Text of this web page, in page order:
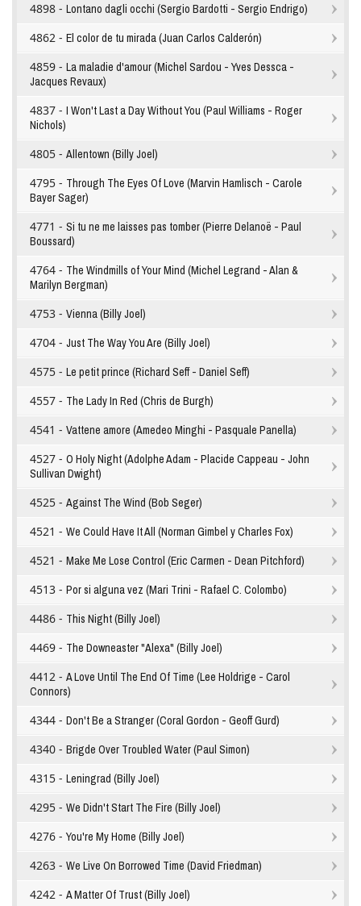
4898 - Lontano dagli occhi (Sergio Bardotti - Sergio Endrigo)
4862 - El color de tu mirada (Juan Carlos Calderón)
4859 - La maladie d'amour (Michel Sardou - Yves Dessca -
Jacques Revaux)
4837 - I Won't Last a Day Without You (Paul Williams - Roger
Nichols)
4805 - Allentown (Billy Joel)
4795 - Through The Eyes Of Love (Marvin Hamlisch - Carole
Bayer Sager)
4771 - Si tu ne me laisses pas tomber (Pierre Delanoë - Paul
Boussard)
4764 - The Windmills of Your Mind (Michel Legrand - Alan &
Marilyn Bergman)
4753 - Vienna (Billy Joel)
4704 - Just The Way You Are (Billy Joel)
4575 - Le petit prince (Richard Seff - Daniel Seff)
4557 - The Lady In Red (Chris de Burgh)
4541 - Vattene amore (Amedeo Minghi - Pasquale Panella)
4527 - O Holy Night (Adolphe Adam - Placide Cappeau - John
Sullivan Dwight)
4525 - Against The Wind (Bob Seger)
4521 - We Could Have It All (Norman Gimbel y Charles Fox)
4521 - Make Me Lose Control (Eric Carmen - Dean Pitchford)
4513 - Por si alguna vez (Mari Trini - Rafael C. Colombo)
4486 - This Night (Billy Joel)
4469 - The Downeaster "Alexa" (Billy Joel)
4412 - A Love Until The End Of Time (Lee Holdrige - Carol
Connors)
4344 - Don't Be a Stranger (Coral Gordon - Geoff Gurd)
4340 - Brigde Over Troubled Water (Paul Simon)
4315 - Leningrad (Billy Joel)
4295 - We Didn't Start The Fire (Billy Joel)
4276 - You're My Home (Billy Joel)
4263 - We Live On Borrowed Time (David Friedman)
4242 - A Matter Of Trust (Billy Joel)